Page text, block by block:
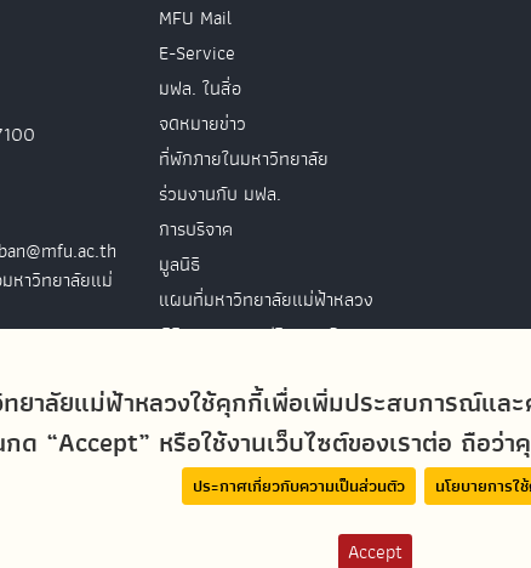
ยาลัยแม่ฟ้าหลวงใช้คุกกี้เพื่อเพิ่มประสบการณ์แล
ด “Accept” หรือใช้งานเว็บไซต์ของเราต่อ ถือว่
ประกาศเกี่ยวกับความเป็นส่วนตัว นโยบายการใ
Accept
หาวิทยาลัยแม่
MFU Mail
E-Service
มฟล. ในสื่อ
จดหมายข่าว
ที่พักภายในมหาวิทยาลัย
ร่วมงานกับ มฟล.
การบริจาค
มูลนิธิ
แผนที่มหาวิทยาลัยแม่ฟ้าหลวง
พิธีพระราชทานปริญญาบัตร